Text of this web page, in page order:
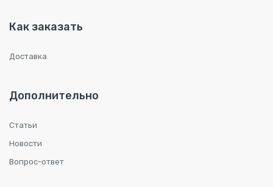
Как заказать
Доставка
Дополнительно
Статьи
Новости
Вопрос-ответ